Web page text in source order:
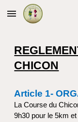
Skip to main content
CHICON
Article 1-
La Course du
9h30 pour le 5km